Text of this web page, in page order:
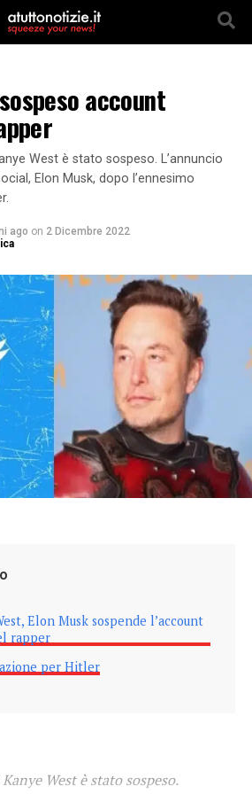
account
West è stato sospeso. L’annuncio
Elon Musk, dopo l’ennesimo
ago on 2 Dicembre 2022
Elon Musk sospende l’account
rapper
per Hitler
West è stato sospeso.